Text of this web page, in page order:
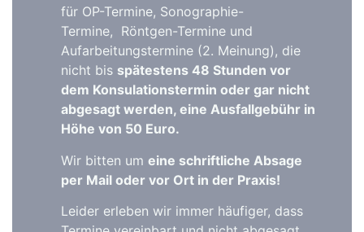
für OP-Termine, Sonographie-
Termine, Röntgen-Termine und
Aufarbeitungstermine (2. Meinung), die
nicht bis spätestens 48 Stunden vor
dem Konsulationstermin oder gar nicht
abgesagt werden, eine Ausfallgebühr in
Höhe von 50 Euro.
Wir bitten um eine schriftliche Absage
per Mail oder vor Ort in der Praxis!
Leider erleben wir immer häufiger, dass